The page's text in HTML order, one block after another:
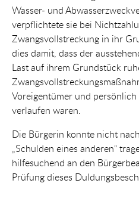
Wasser- und
verpflichtete sie bei
Zwangsvollstreckung in ihr
dies damit, dass der
Last auf ihrem Grundstück
Voreigentümer und
verlaufen waren.
Die Bürgerin konnte nicht
„Schulden eines anderen“
hilfesuchend an den
Prüfung dieses